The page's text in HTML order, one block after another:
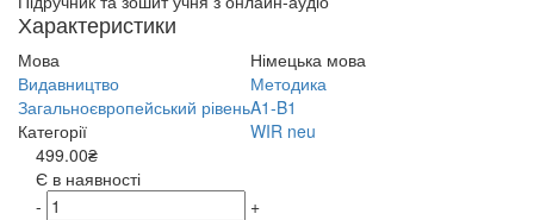
Характеристики
Мова
Німецька мова
Видавництво
Методика
Загальноєвропейський рівеньA1-B1
Категорії
WIR neu
499.00₴
Є в наявності
-
+